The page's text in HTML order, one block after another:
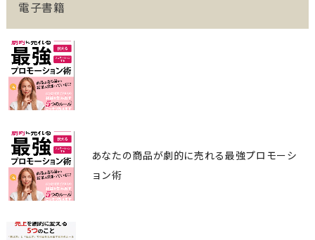
電子書籍
あなたの商品が劇的に売れる最強プロモーシ
ョン術